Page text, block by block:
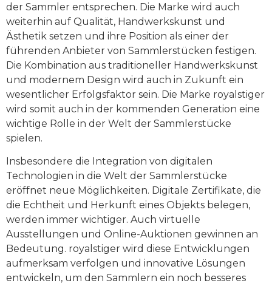
der Sammler entsprechen. Die Marke wird auch
weiterhin auf Qualität, Handwerkskunst und
Ästhetik setzen und ihre Position als einer der
führenden Anbieter von Sammlerstücken festigen.
Die Kombination aus traditioneller Handwerkskunst
und modernem Design wird auch in Zukunft ein
wesentlicher Erfolgsfaktor sein. Die Marke royalstiger
wird somit auch in der kommenden Generation eine
wichtige Rolle in der Welt der Sammlerstücke
spielen.
Insbesondere die Integration von digitalen
Technologien in die Welt der Sammlerstücke
eröffnet neue Möglichkeiten. Digitale Zertifikate, die
die Echtheit und Herkunft eines Objekts belegen,
werden immer wichtiger. Auch virtuelle
Ausstellungen und Online-Auktionen gewinnen an
Bedeutung. royalstiger wird diese Entwicklungen
aufmerksam verfolgen und innovative Lösungen
entwickeln, um den Sammlern ein noch besseres